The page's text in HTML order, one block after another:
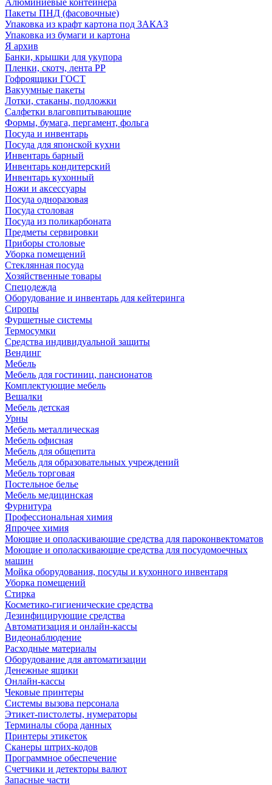
Алюминиевые контейнера
Пакеты ПНД (фасовочные)
Упаковка из крафт картона под ЗАКАЗ
Упаковка из бумаги и картона
Я архив
Банки, крышки для укупора
Пленки, скотч, лента РР
Гофроящики ГОСТ
Вакуумные пакеты
Лотки, стаканы, подложки
Салфетки влаговпитывающие
Формы, бумага, пергамент, фольга
Посуда и инвентарь
Посуда для японской кухни
Инвентарь барный
Инвентарь кондитерский
Инвентарь кухонный
Ножи и аксессуары
Посуда одноразовая
Посуда столовая
Посуда из поликарбоната
Предметы сервировки
Приборы столовые
Уборка помещений
Стеклянная посуда
Хозяйственные товары
Спецодежда
Оборудование и инвентарь для кейтеринга
Сиропы
Фуршетные системы
Термосумки
Средства индивидуальной защиты
Вендинг
Мебель
Мебель для гостиниц, пансионатов
Комплектующие мебель
Вешалки
Мебель детская
Урны
Мебель металлическая
Мебель офисная
Мебель для общепита
Мебель для образовательных учреждений
Мебель торговая
Постельное белье
Мебель медицинская
Фурнитура
Профессиональная химия
Япрочее химия
Моющие и ополаскивающие средства для пароконвектоматов
Моющие и ополаскивающие средства для посудомоечных
машин
Мойка оборудования, посуды и кухонного инвентаря
Уборка помещений
Стирка
Косметико-гигиенические средства
Дезинфицирующие средства
Автоматизация и онлайн-кассы
Видеонаблюдение
Расходные материалы
Оборудование для автоматизации
Денежные ящики
Онлайн-кассы
Чековые принтеры
Системы вызова персонала
Этикет-пистолеты, нумераторы
Терминалы сбора данных
Принтеры этикеток
Сканеры штрих-кодов
Программное обеспечение
Счетчики и детекторы валют
Запасные части